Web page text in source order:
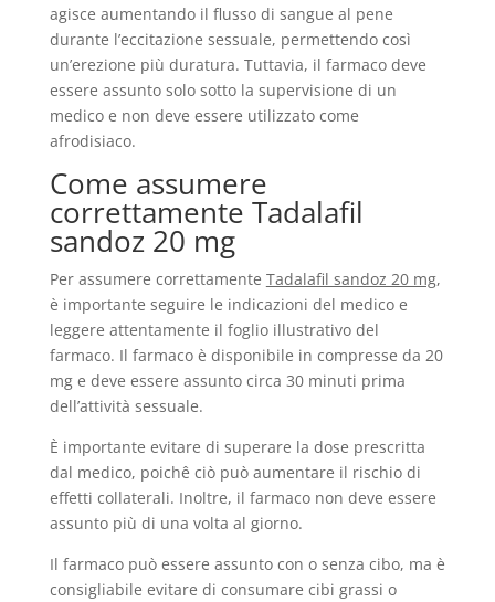
agisce aumentando il flusso di sangue al pene
durante l’eccitazione sessuale, permettendo così
un’erezione più duratura. Tuttavia, il farmaco deve
essere assunto solo sotto la supervisione di un
medico e non deve essere utilizzato come
afrodisiaco.
Come assumere
correttamente Tadalafil
sandoz 20 mg
Per assumere correttamente Tadalafil sandoz 20 mg,
è importante seguire le indicazioni del medico e
leggere attentamente il foglio illustrativo del
farmaco. Il farmaco è disponibile in compresse da 20
mg e deve essere assunto circa 30 minuti prima
dell’attività sessuale.
È importante evitare di superare la dose prescritta
dal medico, poichê ciò può aumentare il rischio di
effetti collaterali. Inoltre, il farmaco non deve essere
assunto più di una volta al giorno.
Il farmaco può essere assunto con o senza cibo, ma è
consigliabile evitare di consumare cibi grassi o